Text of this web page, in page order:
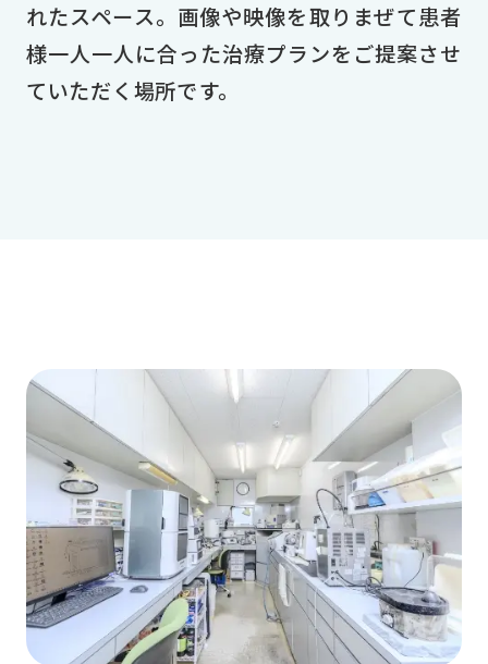
れたスペース。画像や映像を取りまぜて患者
様一人一人に合った治療プランをご提案させ
ていただく場所です。